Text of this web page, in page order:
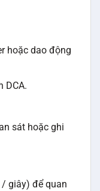
hoặc dao động
DCA.
sát hoặc ghi
giây) để quan